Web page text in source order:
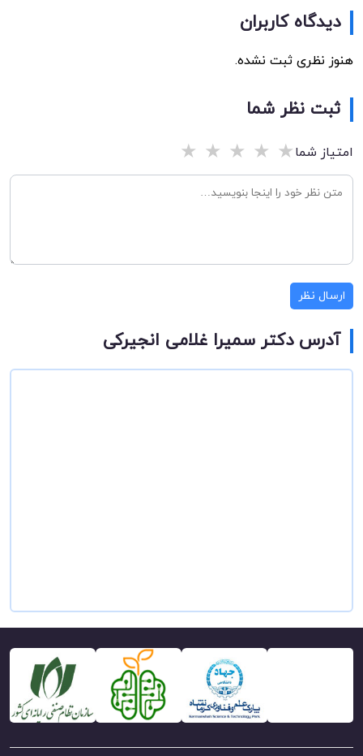
دیدگاه کاربران
هنوز نظری ثبت نشده.
ثبت نظر شما
امتیاز شما★
★
★
★
★
ارسال نظر
آدرس دکتر سمیرا غلامی انجیرکی